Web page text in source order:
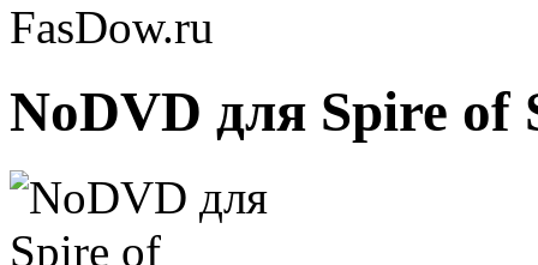
FasDow.ru
NoDVD для Spire of